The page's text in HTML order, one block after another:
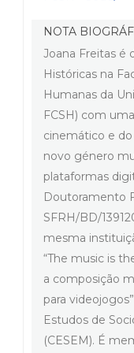
NOTA
Joana Freitas é
Históricas na
Humanas da
FCSH) com
cinemático e
novo género
plataformas
Doutoramento
SFRH/BD/
mesma
“The music is
a composição
para
Estudos de
(CESEM). É